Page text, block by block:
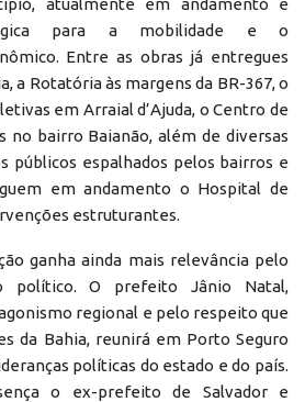
para a mobilidade e o
Entre as obras já entregues
a Rotatória às margens da BR-367, o
em Arraial d’Ajuda, o Centro de
no bairro Baianão, além de diversas
públicos espalhados pelos bairros e
em andamento o Hospital de
estruturantes.
ganha ainda mais relevância pelo
político. O prefeito Jânio Natal,
regional e pelo respeito que
da Bahia, reunirá em Porto Seguro
políticas do estado e do país.
o ex-prefeito de Salvador e